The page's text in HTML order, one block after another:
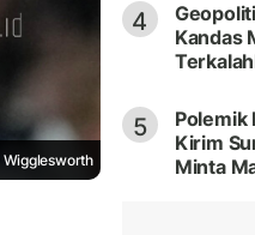
Wigglesworth
4
Kandas
5
Polemik
Kirim
Minta